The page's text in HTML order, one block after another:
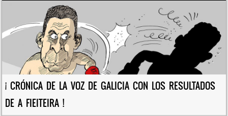
Saltar al contenido
¡ CRÓNICA DE LA VOZ DE GALICIA CON LOS RESULTADOS
DE A FIEITEIRA !